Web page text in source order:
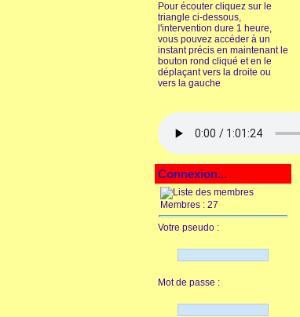
Pour écouter cliquez sur le
triangle ci-dessous,
l'intervention dure 1 heure,
vous pouvez accéder à un
instant précis en maintenant le
bouton rond cliqué et en le
déplaçant vers la droite ou
vers la gauche
Connexion...
Membres : 27
Votre pseudo :
Mot de passe :